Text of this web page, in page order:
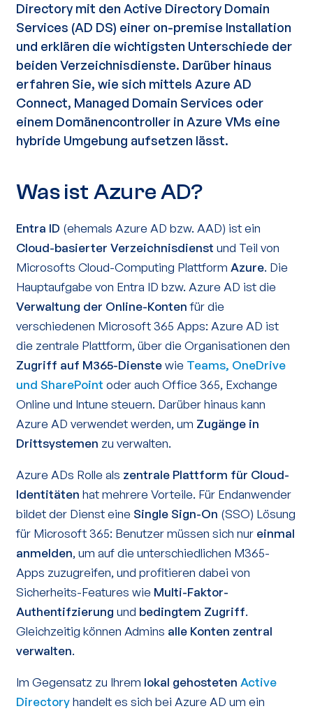
Directory mit den Active Directory Domain
Services (AD DS) einer on-premise Installation
und erklären die wichtigsten Unterschiede der
beiden Verzeichnisdienste. Darüber hinaus
erfahren Sie, wie sich mittels Azure AD
Connect, Managed Domain Services oder
einem Domänencontroller in Azure VMs eine
hybride Umgebung aufsetzen lässt.
Was ist Azure AD?
Entra ID (ehemals Azure AD bzw. AAD) ist ein
Cloud-basierter Verzeichnisdienst und Teil von
Microsofts Cloud-Computing Plattform Azure. Die
Hauptaufgabe von Entra ID bzw. Azure AD ist die
Verwaltung der Online-Kontenfür die
verschiedenen Microsoft 365 Apps: Azure AD ist
die zentrale Plattform, über die Organisationen den
Zugriff auf M365-Dienstewie Teams, OneDrive
und SharePoint oder auch Office 365, Exchange
Online und Intune steuern. Darüber hinaus kann
Azure AD verwendet werden, um Zugänge in
Drittsystemen zu verwalten.
Azure ADs Rolle als zentrale Plattform für Cloud-
Identitäten hat mehrere Vorteile. Für Endanwender
bildet der Dienst eine Single Sign-On (SSO) Lösung
für Microsoft 365: Benutzer müssen sich nur einmal
anmelden, um auf die unterschiedlichen M365-
Apps zuzugreifen, und profitieren dabei von
Sicherheits-Features wie Multi-Faktor-
Authentifzierung und bedingtem Zugriff.
Gleichzeitig können Admins alle Konten zentral
verwalten.
Im Gegensatz zu Ihrem lokal gehosteten Active
Directoryhandelt es sich bei Azure AD um ein